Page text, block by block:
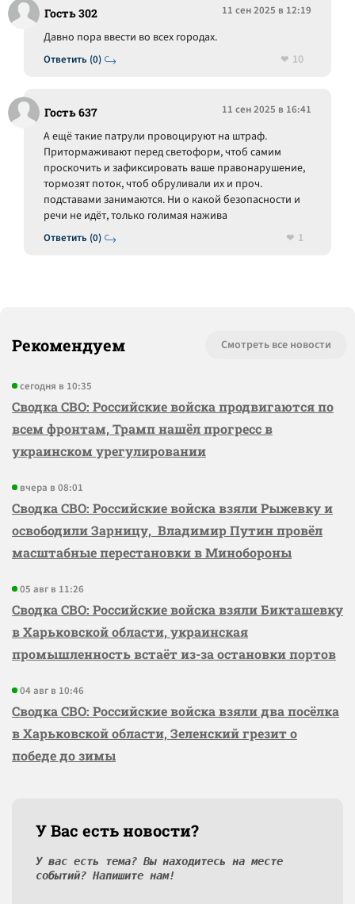
Гость 302 11 сен 2025 в 12:19
Ответить (0)
Давно пора ввести во всех городах.
10
Гость 637 11 сен 2025 в 16:41
Ответить (0)
А ещё такие патрули провоцируют на штраф.
Притормаживают перед светоформ, чтоб самим
проскочить и зафиксировать ваше правонарушение,
тормозят поток, чтоб обруливали их и проч.
подставами занимаются. Ни о какой безопасности и
речи не идёт, только голимая нажива
1
Рекомендуем Смотреть все новости
сегодня в 10:35
Сводка СВО: Российские войска продвигаются по
всем фронтам, Трамп нашёл прогресс в
украинском урегулировании
вчера в 08:01
Сводка СВО: Российские войска взяли Рыжевку и
освободили Зарницу, Владимир Путин провёл
масштабные перестановки в Минобороны
05 авг в 11:26
Сводка СВО: Российские войска взяли Бикташевку
в Харьковской области, украинская
промышленность встаёт из-за остановки портов
04 авг в 10:46
Сводка СВО: Российские войска взяли два посёлка
в Харьковской области, Зеленский грезит о
победе до зимы
У Вас есть новости?
У вас есть тема? Вы находитесь на месте
событий? Напишите нам!